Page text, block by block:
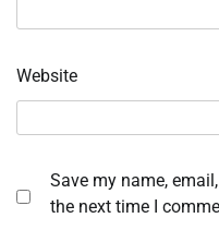
Website
Save my name,
the next time I